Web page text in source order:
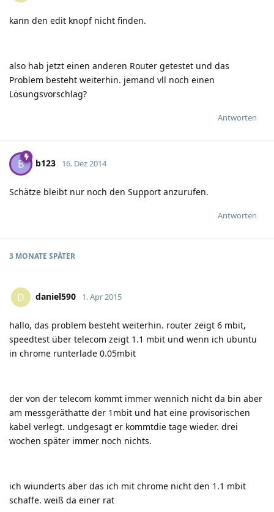
kann den edit knopf nicht finden.
also hab jetzt einen anderen Router getestet und das
Problem besteht weiterhin. jemand vll noch einen
Lösungsvorschlag?
Antworten
B b123 16. Dez 2014
Schätze bleibt nur noch den Support anzurufen.
Antworten
3 MONATE SPÄTER
D daniel590 1. Apr 2015
hallo, das problem besteht weiterhin. router zeigt 6 mbit,
speedtest über telecom zeigt 1.1 mbit und wenn ich ubuntu
in chrome runterlade 0.05mbit
der von der telecom kommt immer wennich nicht da bin aber
am messgeräthatte der 1mbit und hat eine provisorischen
kabel verlegt. undgesagt er kommtdie tage wieder. drei
wochen später immer noch nichts.
ich wiunderts aber das ich mit chrome nicht den 1.1 mbit
schaffe. weiß da einer rat